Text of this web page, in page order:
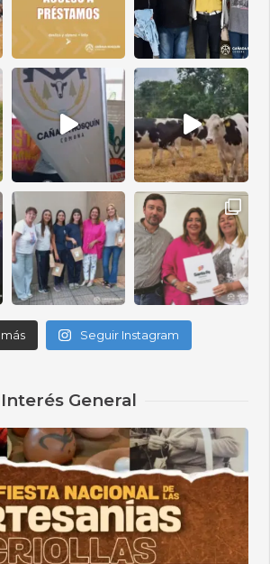
Seguir Instagram
Interés General